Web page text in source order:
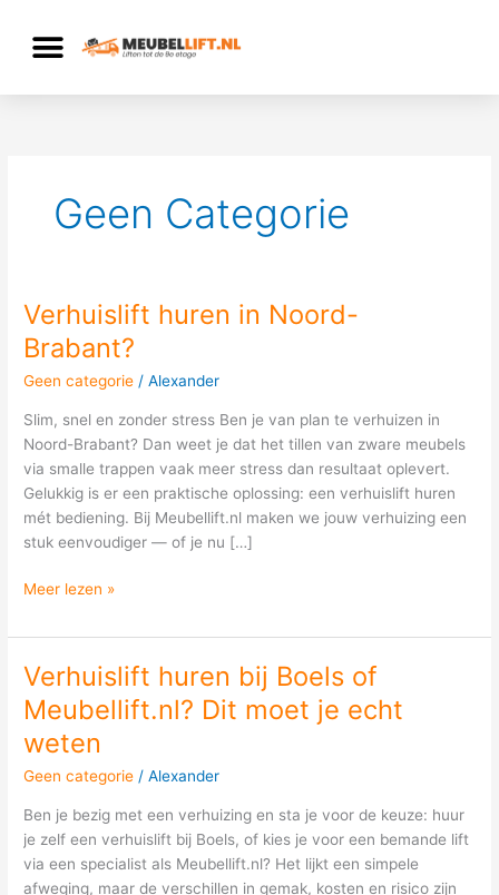
Geen Categorie
Verhuislift huren in Noord-
Brabant?
Geen categorie /Alexander
Slim, snel en zonder stress Ben je van plan te verhuizen in
Noord-Brabant? Dan weet je dat het tillen van zware meubels
via smalle trappen vaak meer stress dan resultaat oplevert.
Gelukkig is er een praktische oplossing: een verhuislift huren
mét bediening. Bij Meubellift.nl maken we jouw verhuizing een
stuk eenvoudiger — of je nu […]
Verhuislift
huren
in
Noord-
Meer lezen »
Verhuislift huren bij Boels of
Meubellift.nl? Dit moet je echt
weten
Geen categorie /Alexander
Ben je bezig met een verhuizing en sta je voor de keuze: huur
je zelf een verhuislift bij Boels, of kies je voor een bemande lift
via een specialist als Meubellift.nl? Het lijkt een simpele
afweging, maar de verschillen in gemak, kosten en risico zijn
Verhuislift
huren
bij
Boels
of
Dit
moet
je